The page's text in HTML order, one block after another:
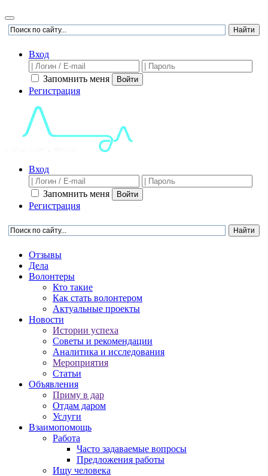
Вход
Запомнить меня Войти
Регистрация
Вход
Запомнить меня Войти
Регистрация
Отзывы
Дела
Волонтеры
Кто такие
Как стать волонтером
Актуальные проекты
Новости
Истории успеха
Советы и рекомендации
Аналитика и исследования
Мероприятия
Статьи
Объявления
Приму в дар
Отдам даром
Услуги
Взаимопомощь
Работа
Часто задаваемые вопросы
Предложения работы
Ищу человека